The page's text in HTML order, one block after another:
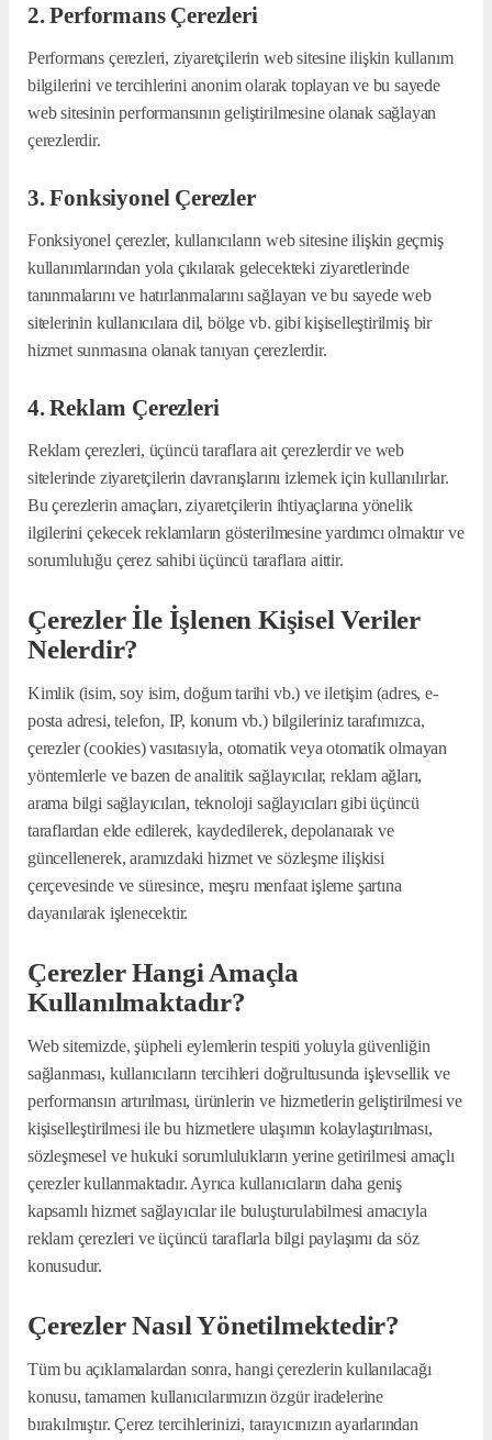
2. Performans Çerezleri
Performans çerezleri, ziyaretçilerin web sitesine ilişkin kullanım
bilgilerini ve tercihlerini anonim olarak toplayan ve bu sayede
web sitesinin performansının geliştirilmesine olanak sağlayan
çerezlerdir.
3. Fonksiyonel Çerezler
Fonksiyonel çerezler, kullanıcıların web sitesine ilişkin geçmiş
kullanımlarından yola çıkılarak gelecekteki ziyaretlerinde
tanınmalarını ve hatırlanmalarını sağlayan ve bu sayede web
sitelerinin kullanıcılara dil, bölge vb. gibi kişiselleştirilmiş bir
hizmet sunmasına olanak tanıyan çerezlerdir.
4. Reklam Çerezleri
Reklam çerezleri, üçüncü taraflara ait çerezlerdir ve web
sitelerinde ziyaretçilerin davranışlarını izlemek için kullanılırlar.
Bu çerezlerin amaçları, ziyaretçilerin ihtiyaçlarına yönelik
ilgilerini çekecek reklamların gösterilmesine yardımcı olmaktır ve
sorumluluğu çerez sahibi üçüncü taraflara aittir.
Çerezler İle İşlenen Kişisel Veriler
Nelerdir?
Kimlik (isim, soy isim, doğum tarihi vb.) ve iletişim (adres, e-
posta adresi, telefon, IP, konum vb.) bilgileriniz tarafımızca,
çerezler (cookies) vasıtasıyla, otomatik veya otomatik olmayan
yöntemlerle ve bazen de analitik sağlayıcılar, reklam ağları,
arama bilgi sağlayıcıları, teknoloji sağlayıcıları gibi üçüncü
taraflardan elde edilerek, kaydedilerek, depolanarak ve
güncellenerek, aramızdaki hizmet ve sözleşme ilişkisi
çerçevesinde ve süresince, meşru menfaat işleme şartına
dayanılarak işlenecektir.
Çerezler Hangi Amaçla
Kullanılmaktadır?
Web sitemizde, şüpheli eylemlerin tespiti yoluyla güvenliğin
sağlanması, kullanıcıların tercihleri doğrultusunda işlevsellik ve
performansın artırılması, ürünlerin ve hizmetlerin geliştirilmesi ve
kişiselleştirilmesi ile bu hizmetlere ulaşımın kolaylaştırılması,
sözleşmesel ve hukuki sorumlulukların yerine getirilmesi amaçlı
çerezler kullanmaktadır. Ayrıca kullanıcıların daha geniş
kapsamlı hizmet sağlayıcılar ile buluşturulabilmesi amacıyla
reklam çerezleri ve üçüncü taraflarla bilgi paylaşımı da söz
konusudur.
Çerezler Nasıl Yönetilmektedir?
Tüm bu açıklamalardan sonra, hangi çerezlerin kullanılacağı
konusu, tamamen kullanıcılarımızın özgür iradelerine
bırakılmıştır. Çerez tercihlerinizi, tarayıcınızın ayarlarından